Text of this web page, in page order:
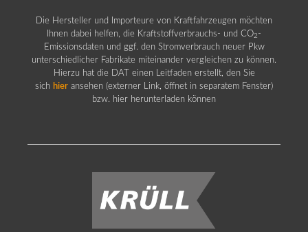
Die Hersteller und Importeure von Kraftfahrzeugen möchten
Ihnen dabei helfen, die Kraftstoffverbrauchs- und CO2 -
Emissionsdaten und ggf. den Stromverbrauch neuer Pkw
unterschiedlicher Fabrikate miteinander vergleichen zu können.
Hierzu hat die DAT einen Leitfaden erstellt, den Sie
sich hier ansehen (externer Link, öffnet in separatem Fenster)
bzw. hier herunterladen können